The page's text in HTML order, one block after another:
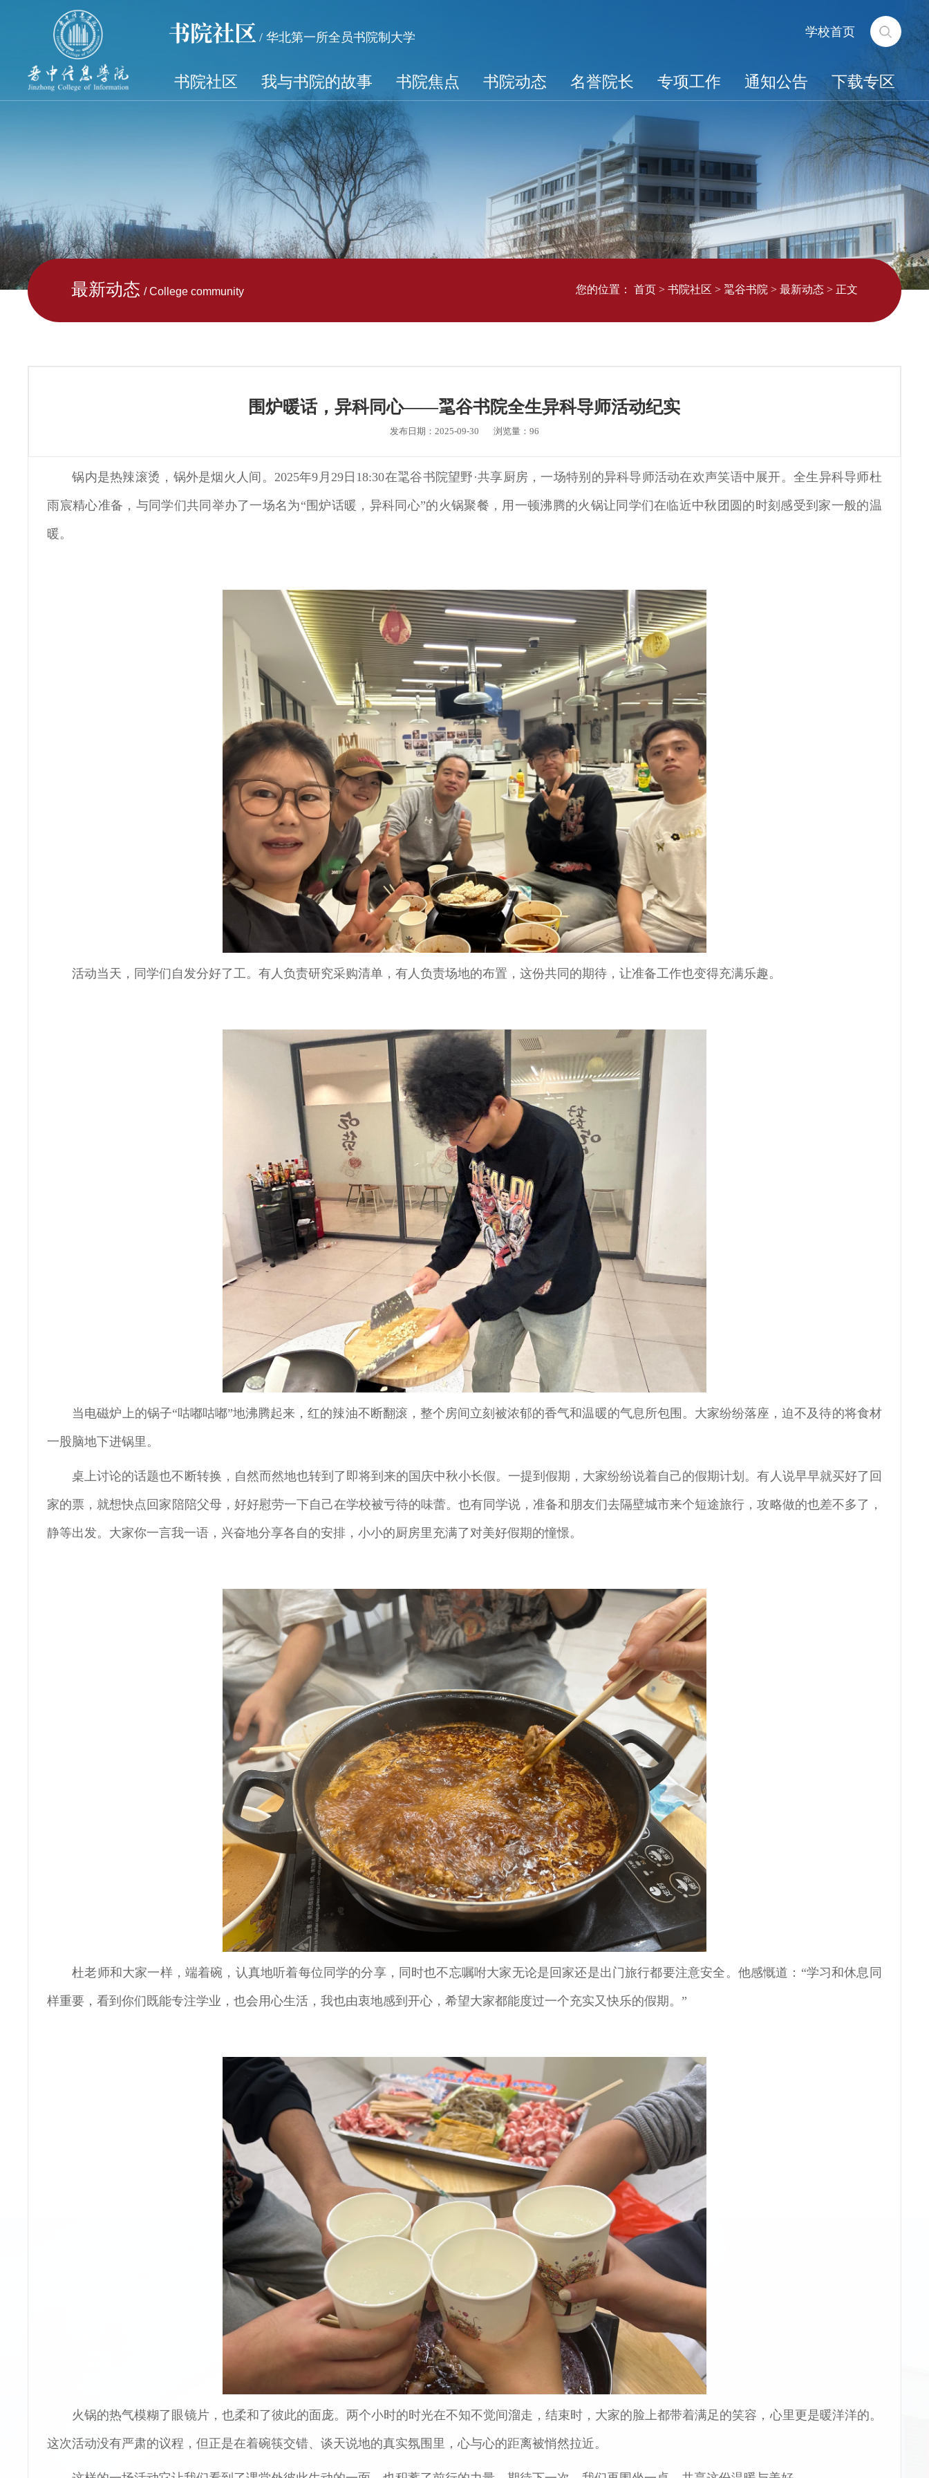
书院社区 / 华北第一所全员书院制大学 学校首页
书院社区 我与书院的故事 书院焦点 书院动态 名誉院长 专项工作 通知公告 下载专区
最新动态 / College community 您的位置： 首页 > 书院社区 > 毣谷书院 > 最新动态 > 正文
围炉暖话，异科同心——毣谷书院全生异科导师活动纪实
发布日期：2025-09-30 浏览量： 96
锅内是热辣滚烫，锅外是烟火人间。2025年9月29日18:30在毣谷书院望野·共享厨房，一场特别的异科导师活动在欢声笑语中展开。全生异科导师杜
雨宸精心准备，与同学们共同举办了一场名为“围炉话暖，异科同心”的火锅聚餐，用一顿沸腾的火锅让同学们在临近中秋团圆的时刻感受到家一般的温
暖。
活动当天，同学们自发分好了工。有人负责研究采购清单，有人负责场地的布置，这份共同的期待，让准备工作也变得充满乐趣。
当电磁炉上的锅子“咕嘟咕嘟”地沸腾起来，红的辣油不断翻滚，整个房间立刻被浓郁的香气和温暖的气息所包围。大家纷纷落座，迫不及待的将食材
一股脑地下进锅里。
桌上讨论的话题也不断转换，自然而然地也转到了即将到来的国庆中秋小长假。一提到假期，大家纷纷说着自己的假期计划。有人说早早就买好了回
家的票，就想快点回家陪陪父母，好好慰劳一下自己在学校被亏待的味蕾。也有同学说，准备和朋友们去隔壁城市来个短途旅行，攻略做的也差不多了，
静等出发。大家你一言我一语，兴奋地分享各自的安排，小小的厨房里充满了对美好假期的憧憬。
杜老师和大家一样，端着碗，认真地听着每位同学的分享，同时也不忘嘱咐大家无论是回家还是出门旅行都要注意安全。他感慨道：“学习和休息同
样重要，看到你们既能专注学业，也会用心生活，我也由衷地感到开心，希望大家都能度过一个充实又快乐的假期。”
火锅的热气模糊了眼镜片，也柔和了彼此的面庞。两个小时的时光在不知不觉间溜走，结束时，大家的脸上都带着满足的笑容，心里更是暖洋洋的。
这次活动没有严肃的议程，但正是在着碗筷交错、谈天说地的真实氛围里，心与心的距离被悄然拉近。